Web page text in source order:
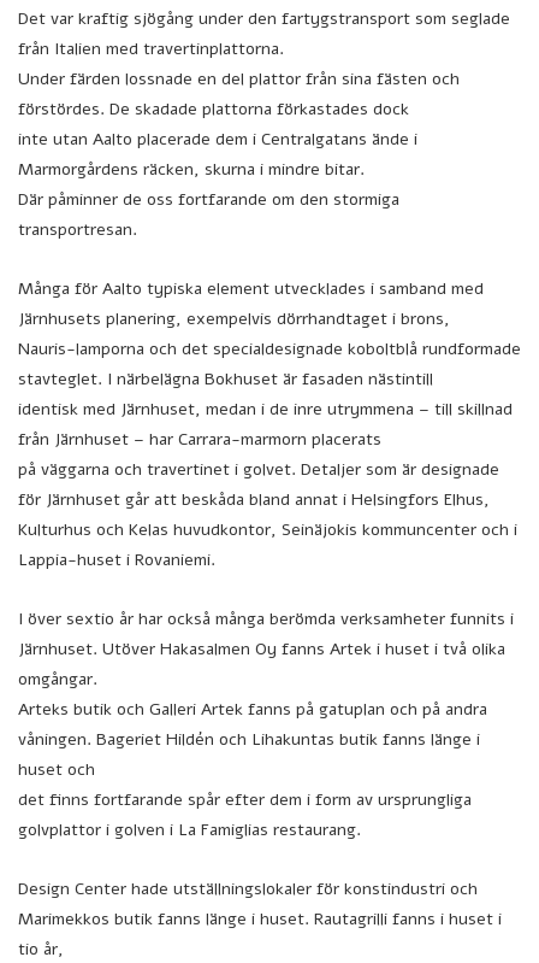
Det var kraftig sjögång under den fartygstransport som seglade
från Italien med travertinplattorna.
Under färden lossnade en del plattor från sina fästen och
förstördes. De skadade plattorna förkastades dock
inte utan Aalto placerade dem i Centralgatans ände i
Marmorgårdens räcken, skurna i mindre bitar.
Där påminner de oss fortfarande om den stormiga
transportresan.
Många för Aalto typiska element utvecklades i samband med
Järnhusets planering, exempelvis dörrhandtaget i brons,
Nauris-lamporna och det specialdesignade koboltblå rundformade
stavteglet. I närbelägna Bokhuset är fasaden nästintill
identisk med Järnhuset, medan i de inre utrymmena – till skillnad
från Järnhuset – har Carrara-marmorn placerats
på väggarna och travertinet i golvet. Detaljer som är designade
för Järnhuset går att beskåda bland annat i Helsingfors Elhus,
Kulturhus och Kelas huvudkontor, Seinäjokis kommuncenter och i
Lappia-huset i Rovaniemi.
I över sextio år har också många berömda verksamheter funnits i
Järnhuset. Utöver Hakasalmen Oy fanns Artek i huset i två olika
omgångar.
Arteks butik och Galleri Artek fanns på gatuplan och på andra
våningen. Bageriet Hildén och Lihakuntas butik fanns länge i
huset och
det finns fortfarande spår efter dem i form av ursprungliga
golvplattor i golven i La Famiglias restaurang.
Design Center hade utställningslokaler för konstindustri och
Marimekkos butik fanns länge i huset. Rautagrilli fanns i huset i
tio år,